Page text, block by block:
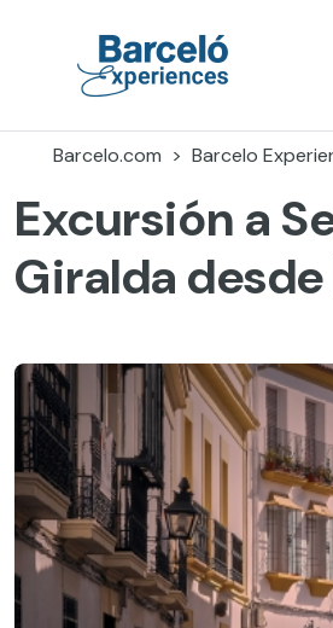
Barcelo.com
Barcelo
Excursión a
Giralda